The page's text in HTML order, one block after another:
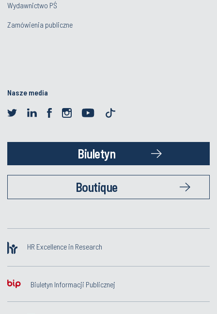
Wydawnictwo PŚ
Zamówienia publiczne
Nasze media
Biuletyn
Boutique
HR Excellence in Research
Biuletyn Informacji Publicznej